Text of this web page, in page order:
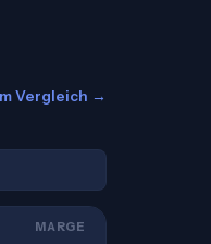
Vergleich →
MARGE